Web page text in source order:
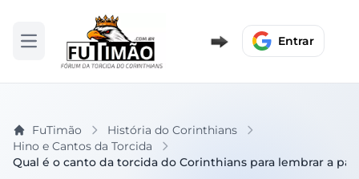
Abrir menu Entrar
FuTimão
História do Corinthians
Hino e Cantos da Torcida
Qual é o canto da torcida do Corinthians para lembrar a